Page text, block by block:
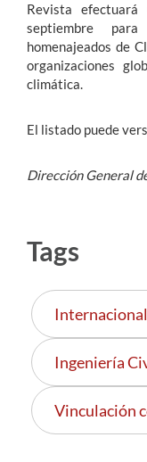
Revista
septiembre
homenajeados de
organizaciones
climática.
El listado puede
Dirección General
Tags
Internacional
Ingeniería
Vinculación